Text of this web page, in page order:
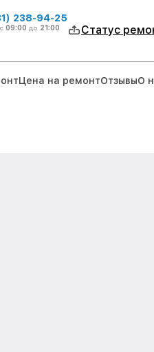
238-94-25
09:00 до 21:00 Статус
Цена на ремонтОтзывыО